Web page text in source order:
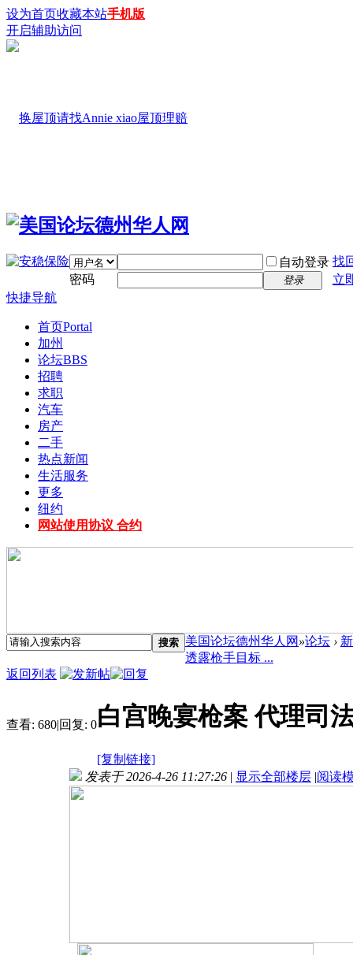
设为首页收藏本站手机版
开启辅助访问
自动登录 找
密码
登录
立
快捷导航
首页Portal
加州
论坛BBS
招聘
求职
汽车
房产
二手
热点新闻
生活服务
更多
纽约
网站使用协议 合约
搜索 美国论坛德州华人网 »论坛 ›
透露枪手目标 ...
返回列表
查看: 680|回复: 0白宫晚宴枪案 代理司
[复制链接]
发表于 2026-4-26 11:27:26 | 显示全部楼层 |阅读